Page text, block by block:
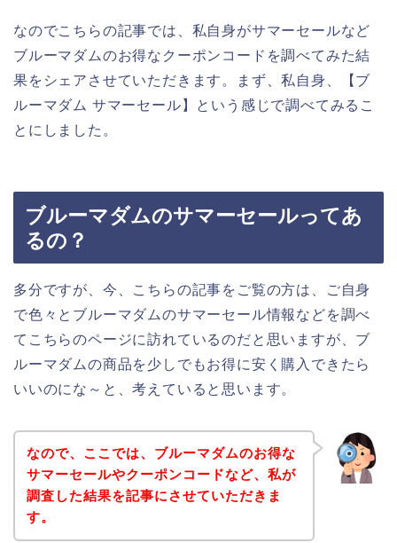
なのでこちらの記事では、私自身がサマーセールなど
ブルーマダムのお得なクーポンコードを調べてみた結
果をシェアさせていただきます。まず、私自身、【ブ
ルーマダム サマーセール】という感じで調べてみるこ
とにしました。
ブルーマダムのサマーセールってあ
るの？
多分ですが、今、こちらの記事をご覧の方は、ご自身
で色々とブルーマダムのサマーセール情報などを調べ
てこちらのページに訪れているのだと思いますが、ブ
ルーマダムの商品を少しでもお得に安く購入できたら
いいのにな～と、考えていると思います。
なので、ここでは、ブルーマダムのお得な
サマーセールやクーポンコードなど、私が
調査した結果を記事にさせていただきま
す。